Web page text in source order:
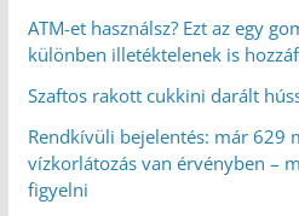
ATM-et használsz? Ezt az egy
különben illetéktelenek is
Szaftos rakott cukkini darált
Rendkívüli bejelentés: már 629
vízkorlátozás van érvényben –
figyelni